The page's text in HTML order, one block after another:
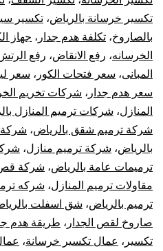
تكسير خرسانة بالرياض، تكسير
بالصاروخ، تكلفة هدم جدار ، جهاز
الخرسانه، رفع الانقاض، رفع
المبانى، سعر فتحات الكور ، سعر
سعر هدم جدار ، شركات تخريم
المنازل، شركات ترميم المنازل
شركة ترميم شقق بالرياض، شركة
بالرياض، شركة ترميم منازل،
ترميمات عامة بالرياض، شركة قص
مقاولات ترميم المنازل، شركه
ترميم بالرياض، شق اسفلت
صاروخ لقص الجدار ، طريقة هدم
تكسير ، عمال تكسير خرسانة،